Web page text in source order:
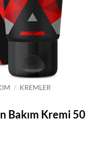
/ KREMLER
Bakım Kremi 50